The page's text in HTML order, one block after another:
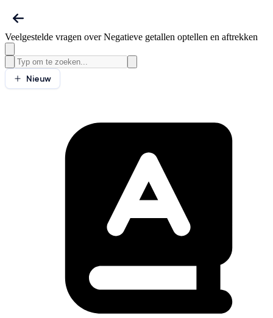
Veelgestelde vragen over Negatieve getallen optellen en aftrekken
Nieuw